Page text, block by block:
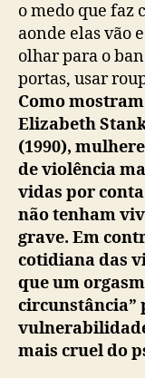
o medo que faz
aonde elas vão
olhar para o
portas, usar
Como
Elizabeth
(1990),
de violência
vidas por conta
não tenham
grave. Em
cotidiana das
que um
circunstância”
mais cruel do